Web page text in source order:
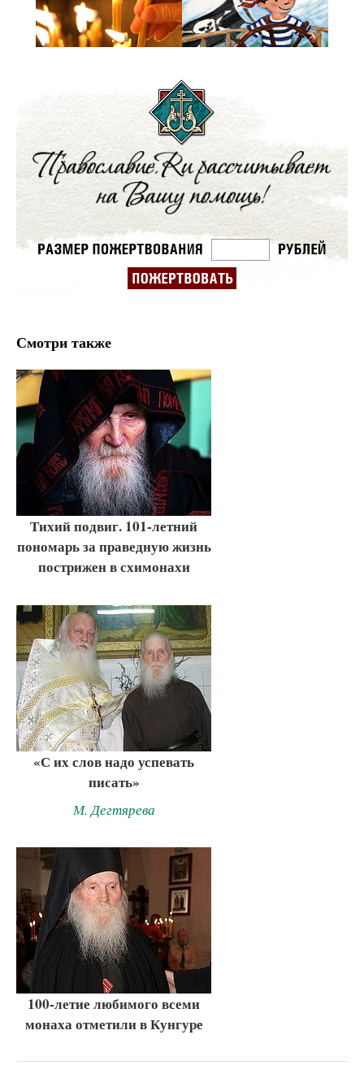
Смотри также
Тихий подвиг. 101-летний
пономарь за праведную жизнь
пострижен в схимонахи
«С их слов надо успевать
писать»
М. Дегтярева
100-летие любимого всеми
монаха отметили в Кунгуре